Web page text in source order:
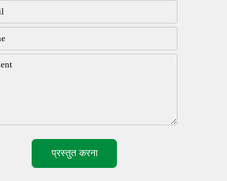
प्रस्तुत करना